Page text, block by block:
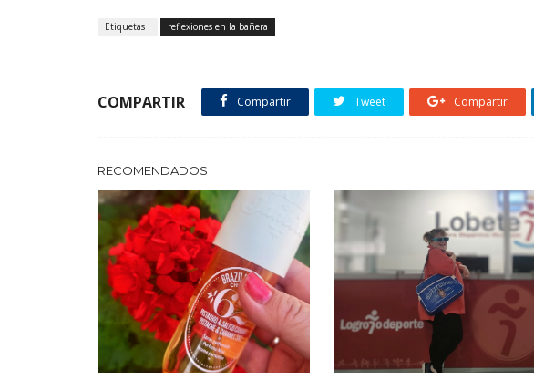
Etiquetas : reflexiones en la bañera
COMPARTIR Compartir Tweet Compartir
RECOMENDADOS